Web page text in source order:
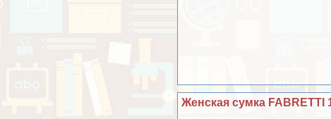
Женская сумка FABRETTI